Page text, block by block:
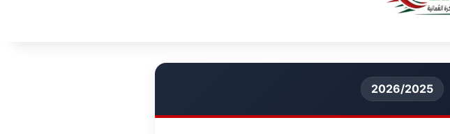
2026/2025